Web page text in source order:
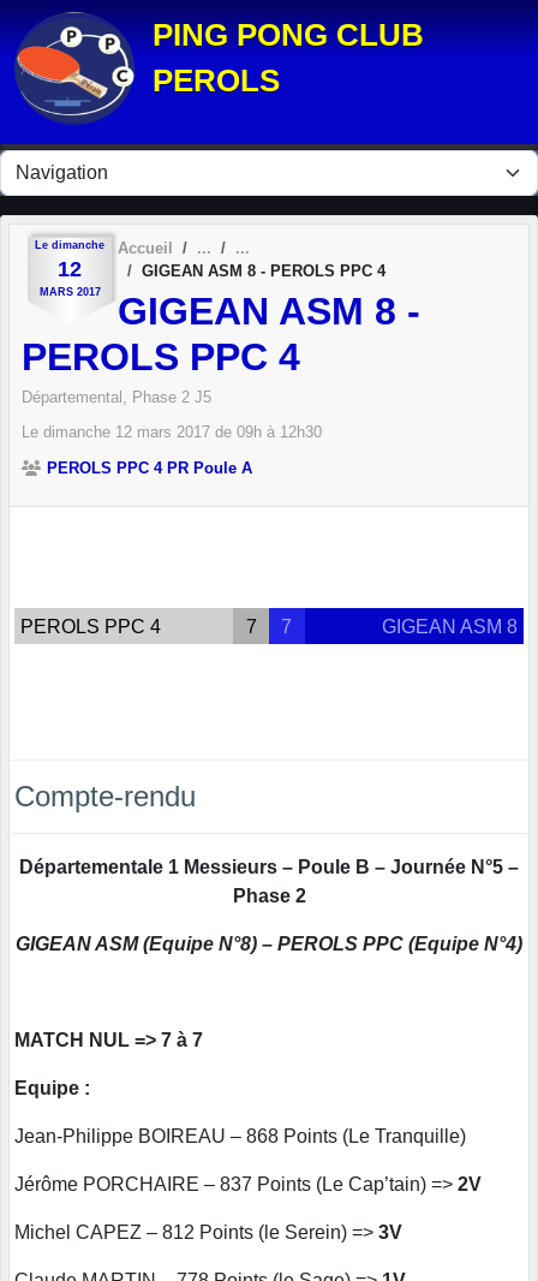
PING PONG CLUB
PEROLS
Le dimanche
12
MARS 2017
Accueil
GIGEAN ASM 8 - PEROLS PPC 4
GIGEAN ASM 8 -
PEROLS PPC 4
Départemental, Phase 2 J5
Le dimanche 12 mars 2017 de 09h à 12h30
PEROLS PPC 4 PR Poule A
PEROLS PPC 4 7 7 GIGEAN ASM 8
Compte-rendu
Départementale 1 Messieurs – Poule B – Journée N°5 –
Phase 2
GIGEAN ASM (Equipe N°8) – PEROLS PPC (Equipe N°4)
MATCH NUL => 7 à 7
Equipe :
Jean-Philippe BOIREAU – 868 Points (Le Tranquille)
Jérôme PORCHAIRE – 837 Points (Le Cap’tain) => 2V
Michel CAPEZ – 812 Points (le Serein) => 3V
Panneau de gestion des cookies